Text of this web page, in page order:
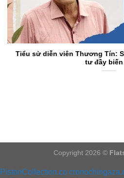
Tiểu sử diễn viên Thương Tín:
tư đầy biến
Copyright 2026 ©
PistonCollection.co